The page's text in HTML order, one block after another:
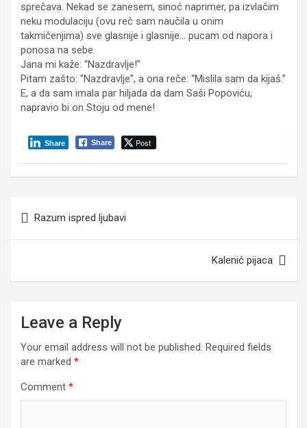
sprečava. Nekad se zanesem, sinoć naprimer, pa izvlačim
neku modulaciju (ovu reč sam naučila u onim
takmičenjima) sve glasnije i glasnije… pucam od napora i
ponosa na sebe.
Jana mi kaže: “Nazdravlje!”
Pitam zašto: “Nazdravlje”, a ona reče: “Mislila sam da kijaš.”
E, a da sam imala par hiljada da dam Saši Popoviću,
napravio bi on Stoju od mene!
Share Post
Share
navigation
Razum ispred ljubavi
Kalenić pijaca
Leave a Reply
Your email address will not be published. Required fields
are marked *
Comment *